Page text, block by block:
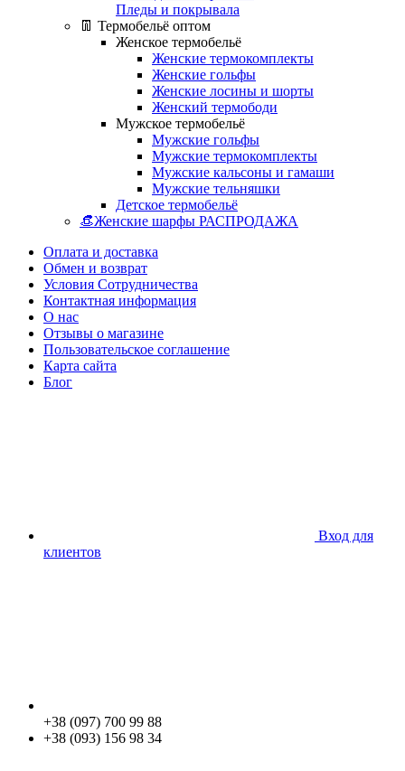
Пледы и покрывала
👖 Термобельё оптом
Женское термобельё
Женские термокомплекты
Женские гольфы
Женские лосины и шорты
Женский термободи
Мужское термобельё
Мужские гольфы
Мужские термокомплекты
Мужские кальсоны и гамаши
Мужские тельняшки
Детское термобельё
👒Женские шарфы РАСПРОДАЖА
Оплата и доставка
Обмен и возврат
Условия Сотрудничества
Контактная информация
О нас
Отзывы о магазине
Пользовательское соглашение
Карта сайта
Блог
Вход для
клиентов
+38 (097) 700 99 88
+38 (093) 156 98 34